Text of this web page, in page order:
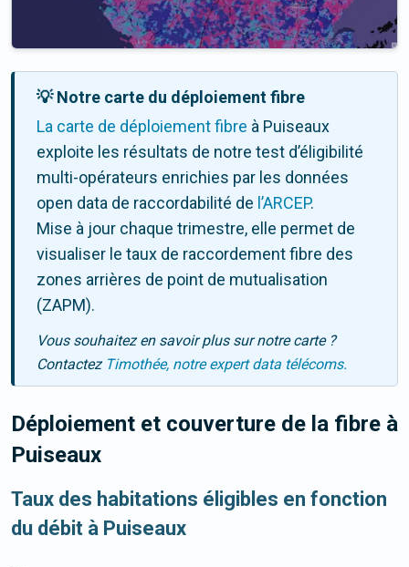
💡 Notre carte du déploiement fibre
La carte de déploiement fibre à Puiseaux
exploite les résultats de notre test d’éligibilité
multi-opérateurs enrichies par les données
open data de raccordabilité de l’ARCEP.
Mise à jour chaque trimestre, elle permet de
visualiser le taux de raccordement fibre des
zones arrières de point de mutualisation
(ZAPM).
Vous souhaitez en savoir plus sur notre carte ?
Contactez Timothée, notre expert data télécoms.
Déploiement et couverture de la fibre à
Puiseaux
Taux des habitations éligibles en fonction
du débit à Puiseaux